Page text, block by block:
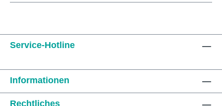
Service-Hotline
Informationen
Rechtliches